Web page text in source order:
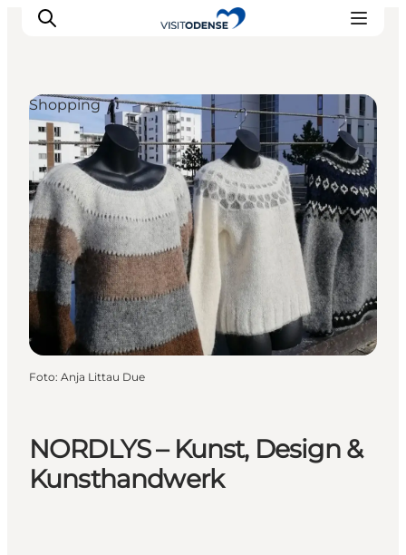
Odense erleben
Veranstaltungen
Reiseplanung
Inspiration
NORDLYS – Kunst, Design &
Kunsthandwerk
Shopping
Foto: Anja Littau Due